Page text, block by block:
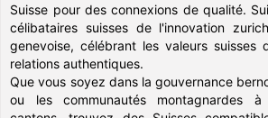
Suisse pour des connexions de qualité.
célibataires suisses de l'innovation
genevoise, célébrant les valeurs suisses
relations authentiques.
Que vous soyez dans la gouvernance
ou les communautés montagnardes